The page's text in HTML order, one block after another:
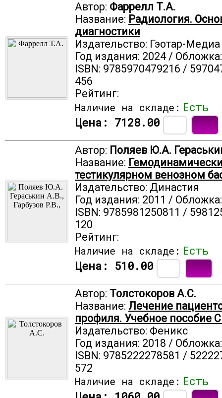
Автор: Фаррелл Т.А.
Название: Радиология.
диагностики
Издательство: Гэотар-Медиа
Год издания: 2024 /
ISBN: 9785970479216 /
456
Рейтинг:
Наличие на складе: Есть
Цена: 7128.00
Автор: Поляев Ю.А.
Название:
тестикулярном венозном
Издательство: Династия
Год издания: 2011 /
ISBN: 9785981250811 /
120
Рейтинг:
Наличие на складе: Есть
Цена: 510.00
Автор: Толстокоров А.С.
Название: Лечение
профиля. Учебное пособие
Издательство: Феникс
Год издания: 2018 /
ISBN: 9785222278581 /
572
Наличие на складе: Есть